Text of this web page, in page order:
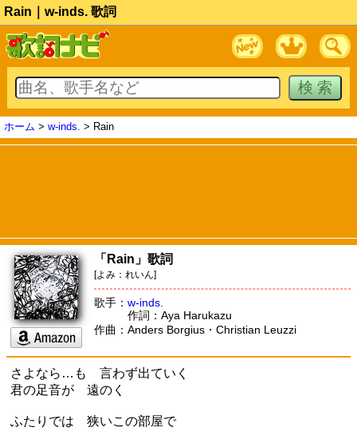
Rain｜w-inds. 歌詞
ホーム > w-inds. > Rain
「Rain」歌詞
[よみ：れいん]
歌手： w-inds.
作詞：Aya Harukazu
作曲：Anders Borgius・Christian Leuzzi
さよなら…も 言わず出ていく
君の足音が 遠のく
ふたりでは 狭いこの部屋で